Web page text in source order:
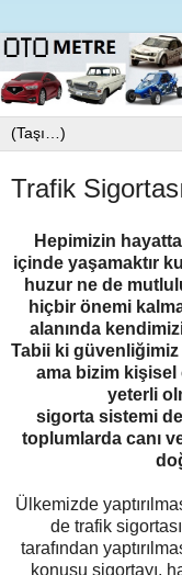
Trafik
Hepimizin
içinde yaşamaktır
huzur ne de
hiçbir önemi
alanında
Tabii ki
ama bizim kişisel
yeterli
sigorta sistemi
toplumlarda canı
Ülkemizde
de trafik
tarafından
konusu sigortayı,